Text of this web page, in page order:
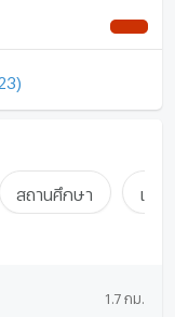
สถานศึกษา แหล่
1.7 กม.